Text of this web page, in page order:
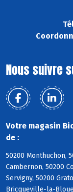
Nous suivre
Votre magasin
de :
50200 Monthuchon,
Cambernon, 50200
Servigny, 50200
Bricqueville-la-